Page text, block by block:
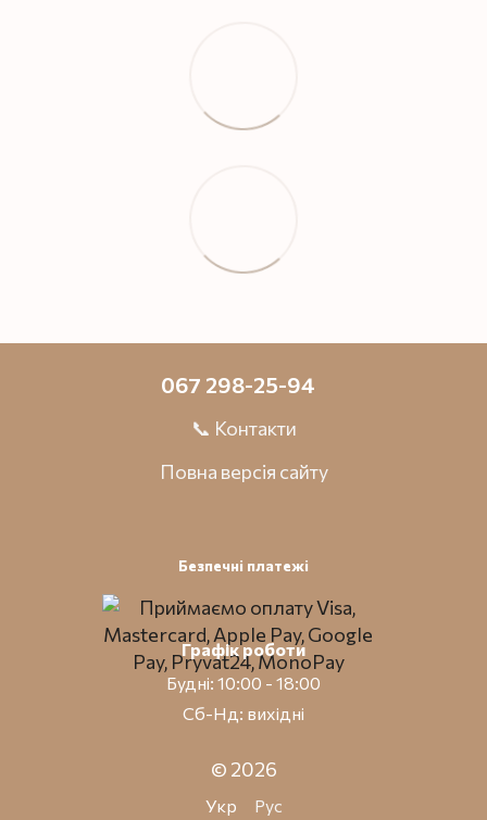
067 298-25-94
📞 Контакти
Повна версія сайту
Безпечні платежі
Графік роботи
Будні: 10:00 - 18:00
Сб-Нд: вихідні
© 2026
Укр Рус